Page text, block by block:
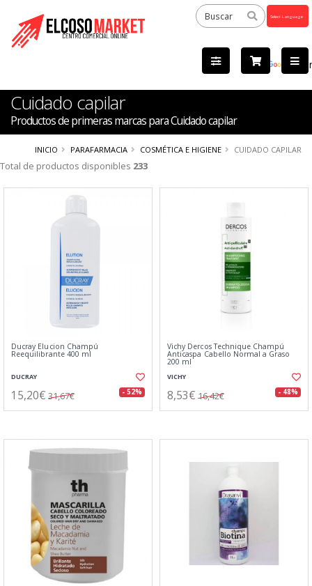
by
Cuidado capilar
Productos de primeras marcas para Cuidado capilar
INICIO PARAFARMACIA COSMÉTICA E HIGIENE CUIDADO CAPILAR
Total de productos disponibles 233
Ducray Elucion Champú
Reequilibrante 400 ml
DUCRAY
15,20€ 31,67€ - 52%
Vichy Dercos Technique Champú
Anticaspa Cabello Normal a Graso
200 ml
VICHY
8,53€ 16,42€ - 48%